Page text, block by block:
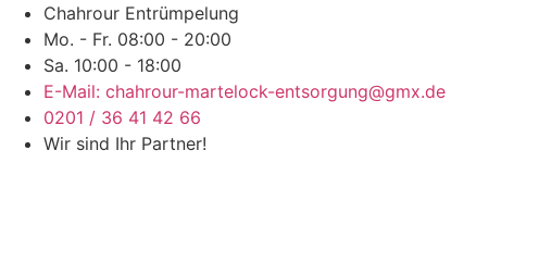
Chahrour Entrümpelung
Mo. - Fr. 08:00 - 20:00
Sa. 10:00 - 18:00
E-Mail: chahrour-martelock-entsorgung@gmx.de
0201 / 36 41 42 66
Wir sind Ihr Partner!